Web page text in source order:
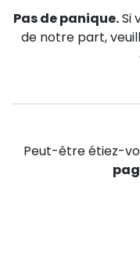
Pas de panique.Si
de notre part,
Peut-être étiez-